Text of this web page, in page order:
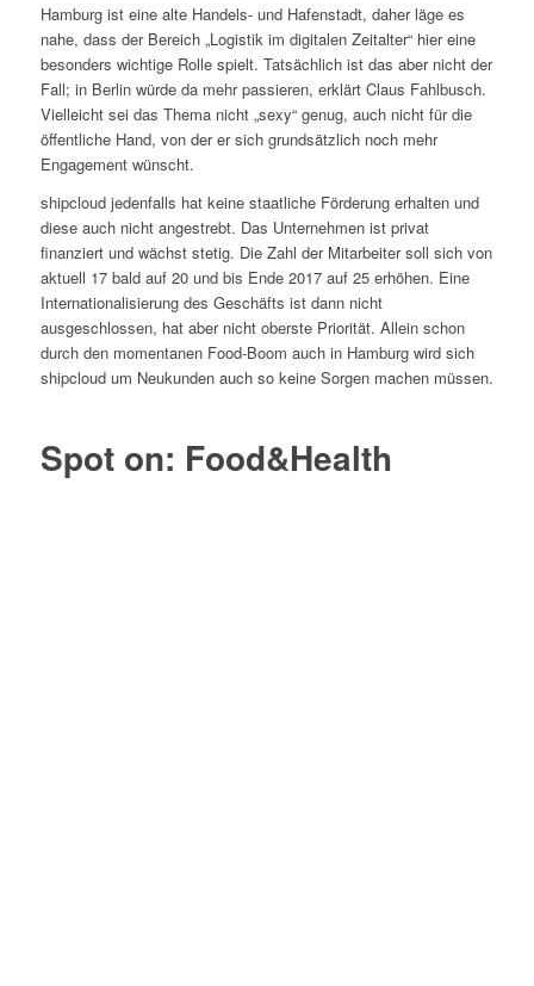
Hamburg ist eine alte Handels- und Hafenstadt, daher läge es
nahe, dass der Bereich „Logistik im digitalen Zeitalter“ hier eine
besonders wichtige Rolle spielt. Tatsächlich ist das aber nicht der
Fall; in Berlin würde da mehr passieren, erklärt Claus Fahlbusch.
Vielleicht sei das Thema nicht „sexy“ genug, auch nicht für die
öffentliche Hand, von der er sich grundsätzlich noch mehr
Engagement wünscht.
shipcloud jedenfalls hat keine staatliche Förderung erhalten und
diese auch nicht angestrebt. Das Unternehmen ist privat
finanziert und wächst stetig. Die Zahl der Mitarbeiter soll sich von
aktuell 17 bald auf 20 und bis Ende 2017 auf 25 erhöhen. Eine
Internationalisierung des Geschäfts ist dann nicht
ausgeschlossen, hat aber nicht oberste Priorität. Allein schon
durch den momentanen Food-Boom auch in Hamburg wird sich
shipcloud um Neukunden auch so keine Sorgen machen müssen.
Spot on: Food&Health